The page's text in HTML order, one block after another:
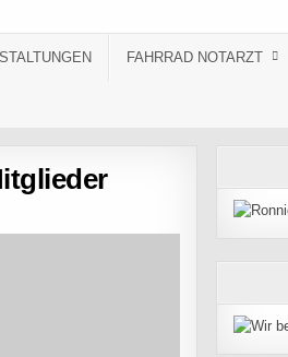
FAHRRAD NOTARZT